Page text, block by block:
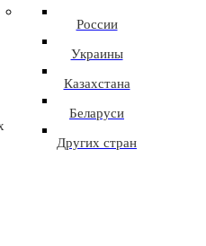
России
Украины
Казахстана
Беларуси
Других стран